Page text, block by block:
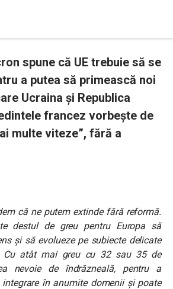
spune că UE trebuie să se
a putea să primească noi
Ucraina şi Republica
francez vorbește de
multe viteze”, fără a
că ne putem extinde fără reformă.
destul de greu pentru Europa să
şi să evolueze pe subiecte delicate
Cu atât mai greu cu 32 sau 35 de
nevoie de îndrăzneală, pentru a
în anumite domenii și poate